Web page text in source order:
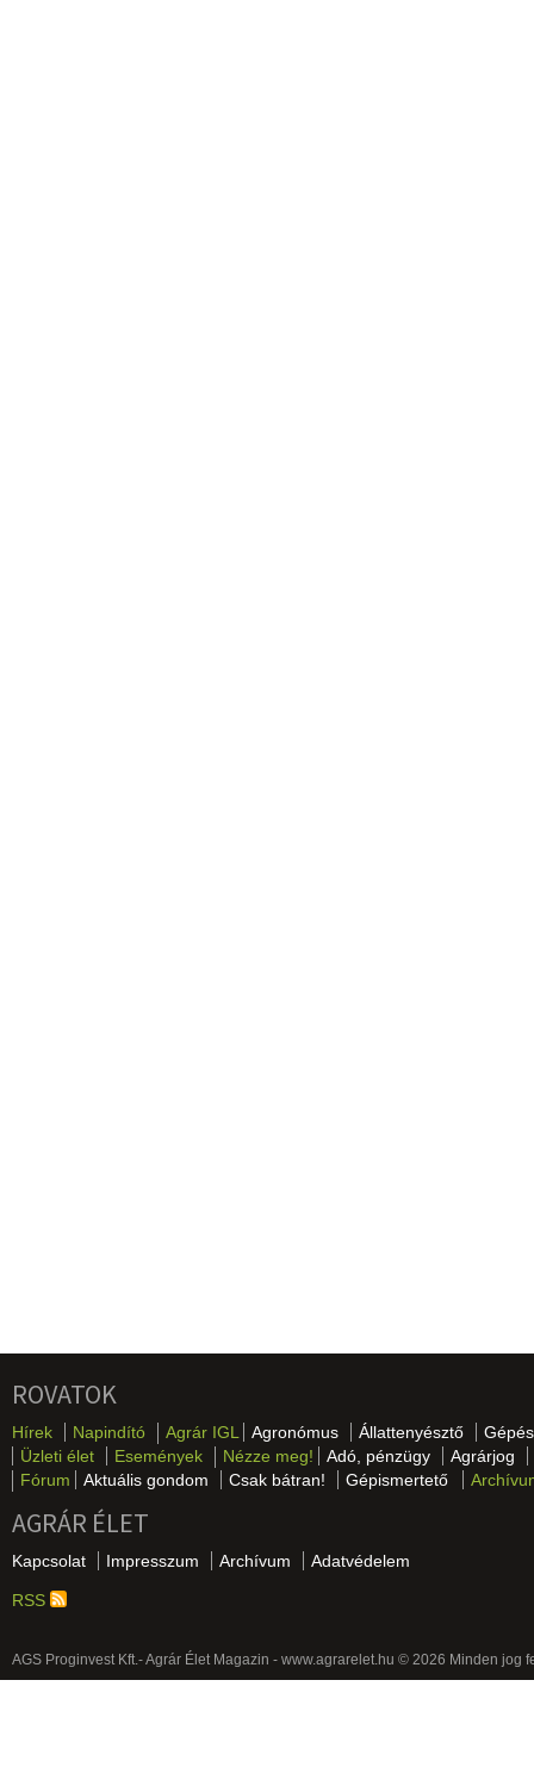
ROVATOK
Hírek Napindító Agrár IGL Agronómus Állattenyésztő
Üzleti élet
Események Nézze meg! Adó, pénzügy
Agrárjog
Fórum
Aktuális gondom Csak bátran! Gépismertető
AGRÁR ÉLET
Kapcsolat Impresszum Archívum Adatvédelem
RSS
AGS Proginvest Kft.- Agrár Élet Magazin - www.agrarelet.hu © 2026 Minden jog